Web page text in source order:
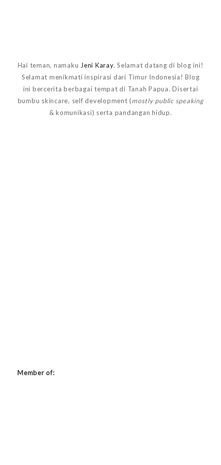
Hai teman, namaku Jeni Karay. Selamat datang di blog ini!
Selamat menikmati inspirasi dari Timur Indonesia! Blog
ini bercerita berbagai tempat di Tanah Papua. Disertai
bumbu skincare, self development (mostly public speaking
& komunikasi) serta pandangan hidup.
Member of: